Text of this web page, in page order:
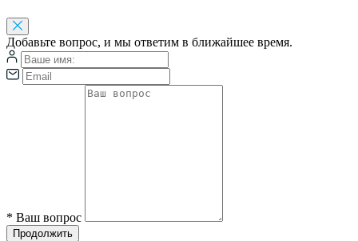
Добавьте вопрос, и мы ответим в ближайшее время.
* Ваш вопрос
Продолжить